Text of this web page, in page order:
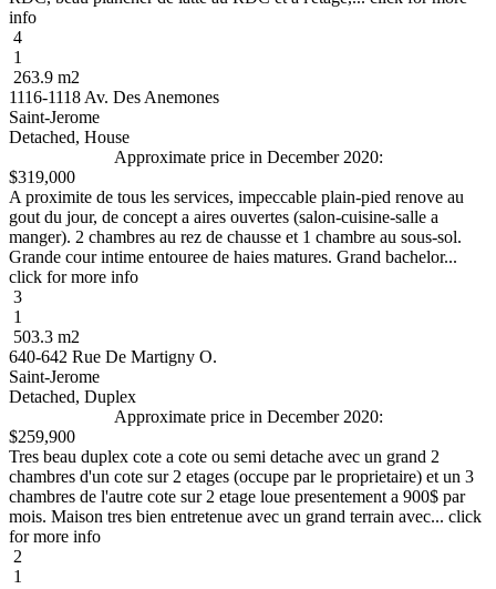
info
4
1
263.9 m2
1116-1118 Av. Des Anemones
Saint-Jerome
Detached, House
Approximate price in December 2020:
$319,000
A proximite de tous les services, impeccable plain-pied renove au
gout du jour, de concept a aires ouvertes (salon-cuisine-salle a
manger). 2 chambres au rez de chausse et 1 chambre au sous-sol.
Grande cour intime entouree de haies matures. Grand bachelor...
click for more info
3
1
503.3 m2
640-642 Rue De Martigny O.
Saint-Jerome
Detached, Duplex
Approximate price in December 2020:
$259,900
Tres beau duplex cote a cote ou semi detache avec un grand 2
chambres d'un cote sur 2 etages (occupe par le proprietaire) et un 3
chambres de l'autre cote sur 2 etage loue presentement a 900$ par
mois. Maison tres bien entretenue avec un grand terrain avec... click
for more info
2
1